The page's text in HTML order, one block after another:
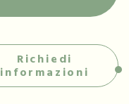
Richiedi
informazioni